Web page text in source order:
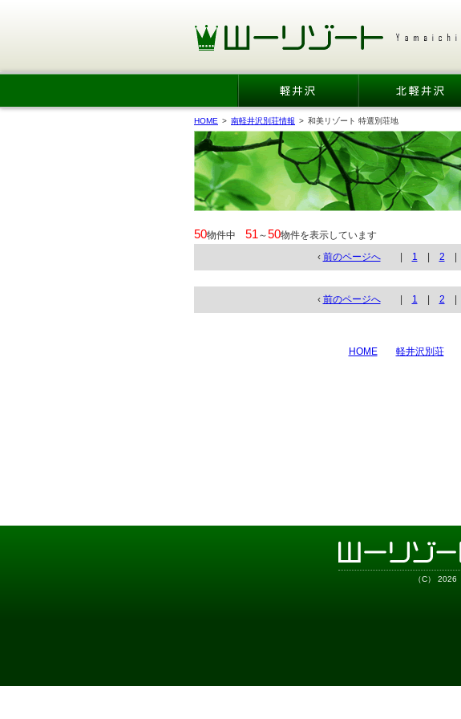
HOME > 南軽井沢別荘情報 > 和美リゾート 特選別荘地
50物件中 51 ～50物件を表示しています
‹ 前のページへ| 1 2
‹ 前のページへ| 1 2
HOME 軽井沢別荘
（C） 2026